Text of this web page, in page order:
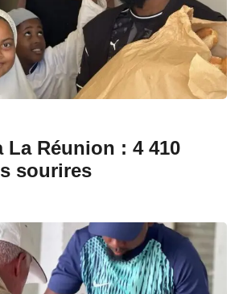
La Réunion : 4 410
sourires